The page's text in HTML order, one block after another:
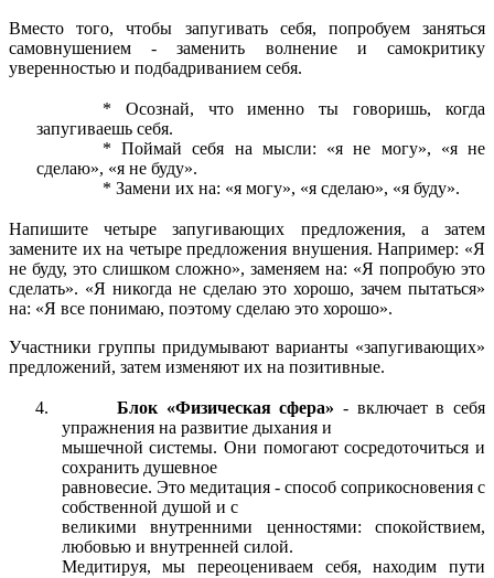
Вместо того, чтобы запугивать себя, попробуем заняться
самовнушением - заменить волнение и самокритику
уверенностью и подбадриванием себя.
Осознай, что именно ты говоришь, когда
запугиваешь себя.
Поймай себя на мысли: «я не могу», «я не
сделаю», «я не буду».
Замени их на: «я могу», «я сделаю», «я буду».
Напишите четыре запугивающих предложения, а затем
замените их на четыре предложения внушения. Например: «Я
не буду, это слишком сложно», заменяем на: «Я попробую это
сделать». «Я никогда не сделаю это хорошо, зачем пытаться»
на: «Я все понимаю, поэтому сделаю это хорошо».
Участники группы придумывают варианты «запугивающих»
предложений, затем изменяют их на позитивные.
4. Блок «Физическая сфера» - включает в себя
упражнения на развитие дыхания и
мышечной системы. Они помогают сосредоточиться и
сохранить душевное
равновесие. Это медитация - способ соприкосновения с
собственной душой и с
великими внутренними ценностями: спокойствием,
любовью и внутренней силой.
Медитируя, мы переоцениваем себя, находим пути